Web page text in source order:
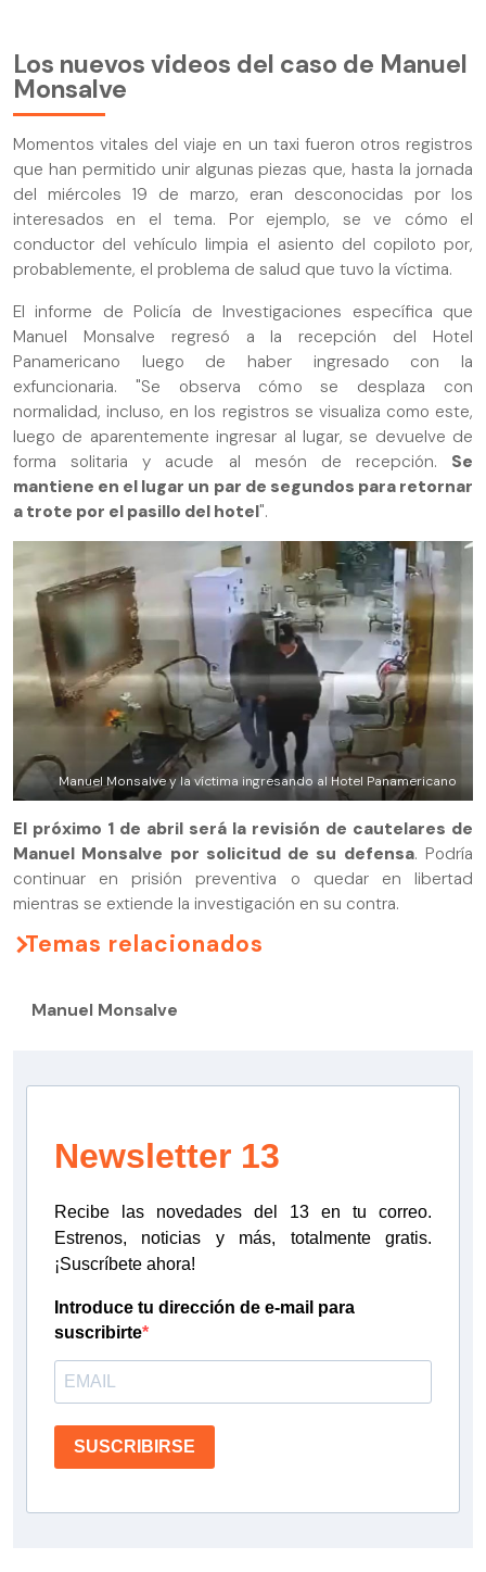
Los nuevos videos del caso de Manuel
Monsalve
Momentos vitales del viaje en un taxi fueron otros registros
que han permitido unir algunas piezas que, hasta la jornada
del miércoles 19 de marzo, eran desconocidas por los
interesados en el tema. Por ejemplo, se ve cómo el
conductor del vehículo limpia el asiento del copiloto por,
probablemente, el problema de salud que tuvo la víctima.
El informe de Policía de Investigaciones específica que
Manuel Monsalve regresó a la recepción del Hotel
Panamericano luego de haber ingresado con la
exfuncionaria. "Se observa cómo se desplaza con
normalidad, incluso, en los registros se visualiza como este,
luego de aparentemente ingresar al lugar, se devuelve de
forma solitaria y acude al mesón de recepción. Se
mantiene en el lugar un par de segundos para retornar
a trote por el pasillo del hotel".
Manuel Monsalve y la víctima ingresando al Hotel Panamericano
El próximo 1 de abril será la revisión de cautelares de
Manuel Monsalve por solicitud de su defensa. Podría
continuar en prisión preventiva o quedar en libertad
mientras se extiende la investigación en su contra.
Temas relacionados
Manuel Monsalve
Newsletter 13
Recibe las novedades del 13 en tu correo.
Estrenos, noticias y más, totalmente gratis.
¡Suscríbete ahora!
Introduce tu dirección de e-mail para
suscribirte
SUSCRIBIRSE